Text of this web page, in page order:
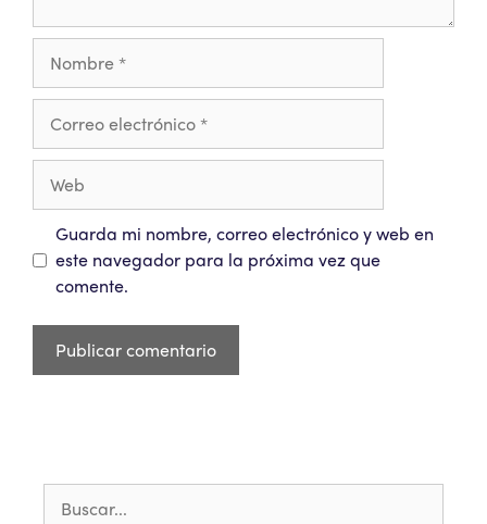
Guarda mi nombre, correo electrónico y web en
este navegador para la próxima vez que
comente.